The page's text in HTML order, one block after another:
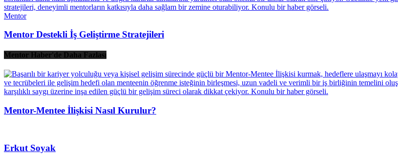
Mentor
Mentor Destekli İş Geliştirme Stratejileri
Mentor Haber'de Daha Fazlası
Mentor-Mentee İlişkisi Nasıl Kurulur?
Erkut Soyak